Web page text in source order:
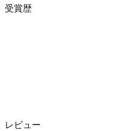
受賞歴
レビュー